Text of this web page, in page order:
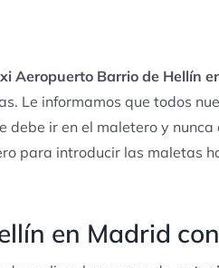
Aeropuerto Barrio de Hellín
Le informamos que todos
debe ir en el maletero y
para introducir las maletas
en Madrid